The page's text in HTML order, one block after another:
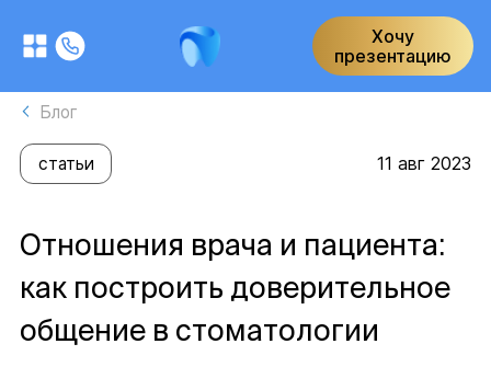
Хочу
презентацию
Блог
статьи 11 авг 2023
Отношения врача и пациента:
как построить доверительное
общение в стоматологии